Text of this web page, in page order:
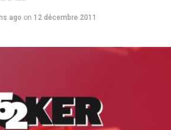
ago on 12 décembre 2011